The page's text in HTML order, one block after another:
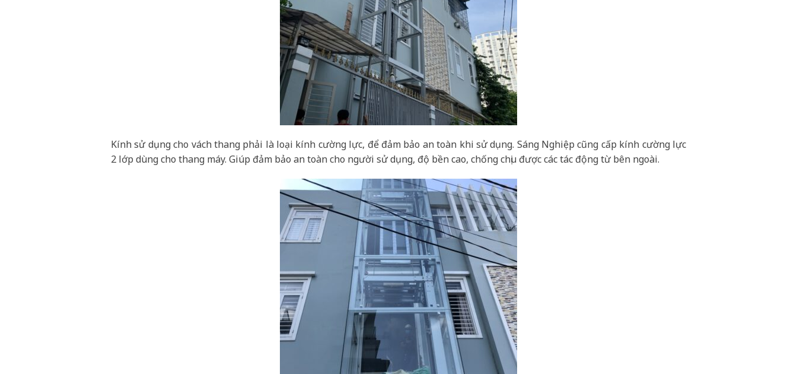
Kính sử dụng cho vách thang phải là loại kính cường lực, để đảm bảo an toàn khi sử dụng. Sáng Nghiệp cũng cấp kính cường lực
2 lớp dùng cho thang máy. Giúp đảm bảo an toàn cho người sử dụng, độ bền cao, chống chịu được các tác động từ bên ngoài.